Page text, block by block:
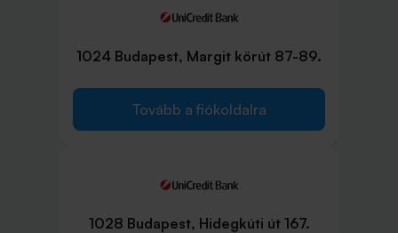
1024 Budapest, Margit körút 87-89.
Tovább a fiókoldalra
1028 Budapest, Hidegkúti út 167.